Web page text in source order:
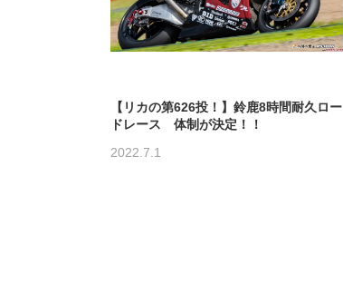
【リカの第626投！】鈴鹿8時間耐久ロー
ドレース 体制が決定！！
2022.7.1